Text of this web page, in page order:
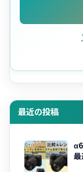
最近の投稿
最